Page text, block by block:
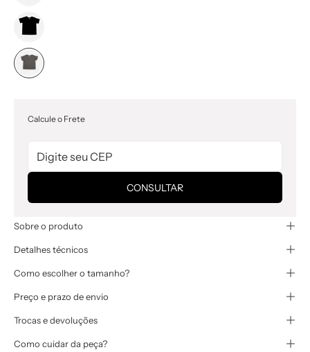
Calcule o Frete
CONSULTAR
Sobre o produto
Detalhes técnicos
Como escolher o tamanho?
Preço e prazo de envio
Trocas e devoluções
Como cuidar da peça?